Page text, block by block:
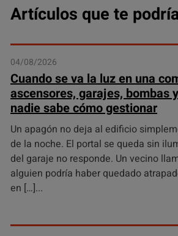
Artículos que te
04/08/2026
Cuando se va la luz en una
ascensores, garajes, bombas
nadie sabe cómo gestionar
Un apagón no deja al edificio
de la noche. El portal se queda sin
del garaje no responde. Un vecino
alguien podría haber quedado
en […]